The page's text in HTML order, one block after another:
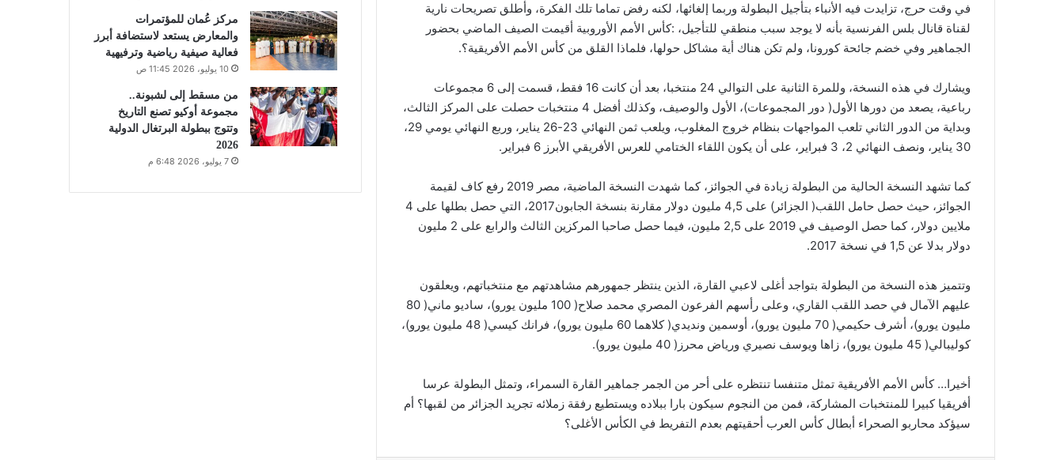
في وقت حرج، تزايدت فيه الأنباء بتأجيل البطولة وربما إلغائها، لكنه رفض تماما تلك الفكرة، وأطلق تصريحات نارية
لقناة قانال بلس الفرنسية بأنه لا يوجد سبب منطقي للتأجيل، :كأس الأمم الأوروبية أقيمت الصيف الماضي بحضور
الجماهير وفي خضم جائحة كورونا، ولم تكن هناك أية مشاكل حولها، فلماذا القلق من كأس الأمم الأفريقية؟.
ويشارك في هذه النسخة، وللمرة الثانية على التوالي 24 منتخبا، بعد أن كانت 16 فقط، قسمت إلى 6 مجموعات
رباعية، يصعد من دورها الأول( دور المجموعات)، الأول والوصيف، وكذلك أفضل 4 منتخبات حصلت على المركز الثالث،
وبداية من الدور الثاني تلعب المواجهات بنظام خروج المغلوب، ويلعب ثمن النهائي 23-26 يناير، وربع النهائي يومي 29،
30 يناير، ونصف النهائي 2، 3 فبراير، على أن يكون اللقاء الختامي للعرس الأفريقي الأبرز 6 فبراير.
كما تشهد النسخة الحالية من البطولة زيادة في الجوائز، كما شهدت النسخة الماضية، مصر 2019 رفع كاف لقيمة
الجوائز، حيث حصل حامل اللقب( الجزائر) على 4,5 مليون دولار مقارنة بنسخة الجابون2017، التي حصل بطلها على 4
ملايين دولار، كما حصل الوصيف في 2019 على 2,5 مليون، فيما حصل صاحبا المركزين الثالث والرابع على 2 مليون
دولار بدلا عن 1,5 في نسخة 2017.
وتتميز هذه النسخة من البطولة بتواجد أغلى لاعبي القارة، الذين ينتظر جمهورهم مشاهدتهم مع منتخباتهم، ويعلقون
عليهم الآمال في حصد اللقب القاري، وعلى رأسهم الفرعون المصري محمد صلاح( 100 مليون يورو)، ساديو ماني( 80
مليون يورو)، أشرف حكيمي( 70 مليون يورو)، أوسمين ونديدي( كلاهما 60 مليون يورو)، فرانك كيسي( 48 مليون يورو)،
كوليبالي( 45 مليون يورو)، زاها ويوسف نصيري ورياض محرز( 40 مليون يورو).
أخيرا… كأس الأمم الأفريقية تمثل متنفسا تنتظره على أحر من الجمر جماهير القارة السمراء، وتمثل البطولة عرسا
أفريقيا كبيرا للمنتخبات المشاركة، فمن من النجوم سيكون بارا ببلاده ويستطيع رفقة زملائه تجريد الجزائر من لقبها؟ أم
سيؤكد محاربو الصحراء أبطال كأس العرب أحقيتهم بعدم التفريط في الكأس الأغلى؟
مركز عُمان للمؤتمرات
والمعارض يستعد لاستضافة أبرز
فعالية صيفية رياضية وترفيهية
10 يوليو، 2026 11:45 ص
من مسقط إلى لشبونة..
مجموعة أوكيو تصنع التاريخ
وتتوج ببطولة البرتغال الدولية
2026
7 يوليو، 2026 6:48 م